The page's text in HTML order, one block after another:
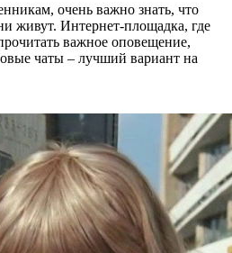
очень важно знать, что
живут. Интернет-площадка, где
важное оповещение,
чаты – лучший вариант на